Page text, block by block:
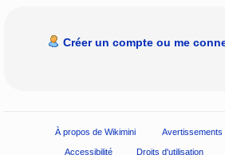
Créer un compte ou me
À propos de Wikimini Avertissements
Accessibilité Droits d'utilisation